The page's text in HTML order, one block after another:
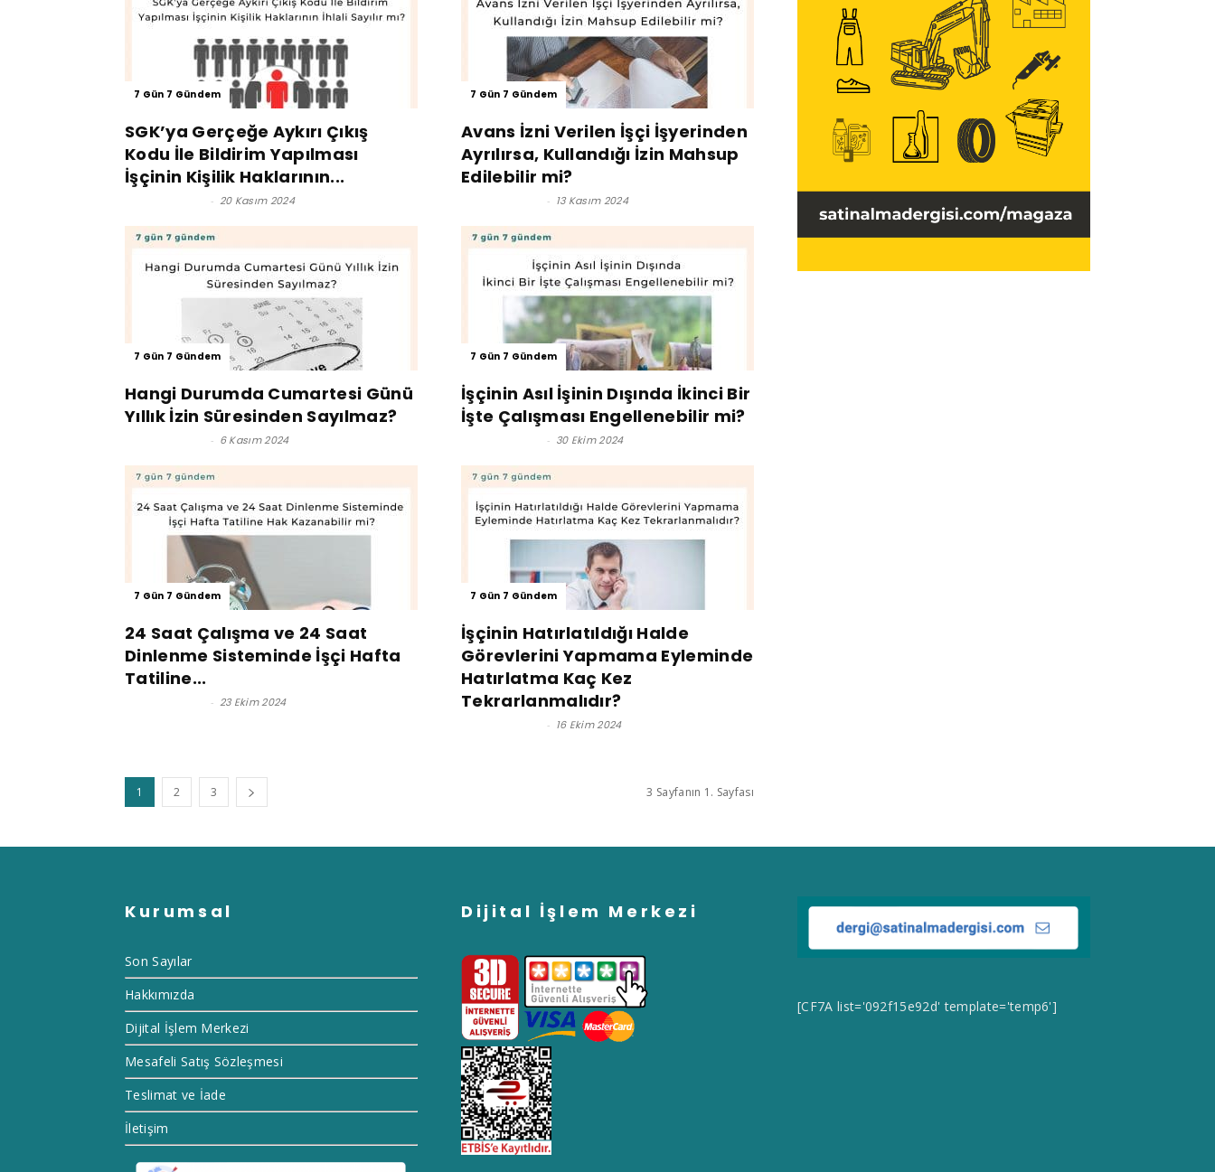
7 Gün 7 Gündem
SGK’ya Gerçeğe Aykırı Çıkış
Kodu İle Bildirim Yapılması
İşçinin Kişilik Haklarının...
- 20 Kasım 2024
7 Gün 7 Gündem
Avans İzni Verilen İşçi İşyerinden
Ayrılırsa, Kullandığı İzin Mahsup
Edilebilir mi?
- 13 Kasım 2024
7 Gün 7 Gündem
Hangi Durumda Cumartesi Günü
Yıllık İzin Süresinden Sayılmaz?
- 6 Kasım 2024
7 Gün 7 Gündem
İşçinin Asıl İşinin Dışında İkinci Bir
İşte Çalışması Engellenebilir mi?
- 30 Ekim 2024
7 Gün 7 Gündem
24 Saat Çalışma ve 24 Saat
Dinlenme Sisteminde İşçi Hafta
Tatiline...
- 23 Ekim 2024
7 Gün 7 Gündem
İşçinin Hatırlatıldığı Halde
Görevlerini Yapmama Eyleminde
Hatırlatma Kaç Kez
Tekrarlanmalıdır?
- 16 Ekim 2024
1 2 3 3 Sayfanın 1. Sayfası
Kurumsal
Son Sayılar
Hakkımızda
Dijital İşlem Merkezi
Mesafeli Satış Sözleşmesi
Teslimat ve İade
İletişim
Dijital İşlem Merkezi
[CF7A list='092f15e92d' template='temp6']